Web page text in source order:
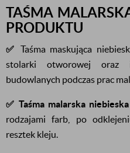
TAŚMA
PRODUKTU
✅
Taśma maskująca
stolarki otworowej oraz
budowlanych podczas prac
✅ Taśma malarska niebieska
rodzajami farb, po
resztek kleju.